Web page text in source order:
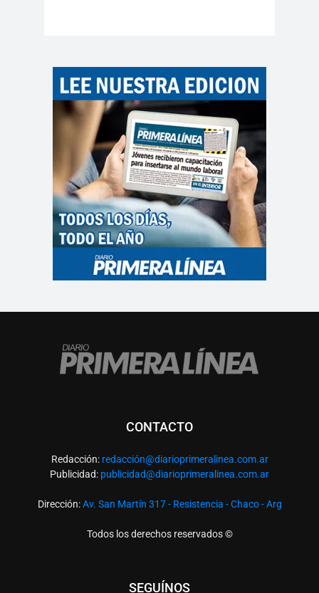
CONTACTO
Redacción: redacción@diarioprimeralinea.com.ar
Publicidad: publicidad@diarioprimeralinea.com.ar
Dirección:Av. San Martín 317 - Resistencia - Chaco - Arg
Todos los derechos reservados ©
SEGUÍNOS